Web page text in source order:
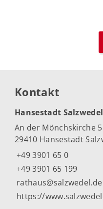
Kontakt
Hansestadt Salzwedel
An der Mönchskirche 5
29410 Hansestadt
+49 3901 65 0
+49 3901 65 199
rathaus@salzwedel.de
https://